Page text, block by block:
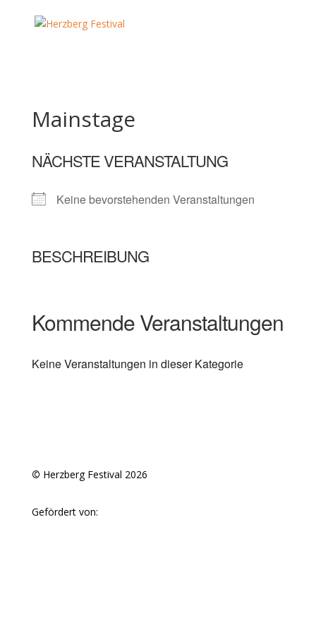
Mainstage
NÄCHSTE VERANSTALTUNG
Keine bevorstehenden Veranstaltungen
BESCHREIBUNG
Kommende Veranstaltungen
Keine Veranstaltungen in dieser Kategorie
© Herzberg Festival 2026
Gefördert von: